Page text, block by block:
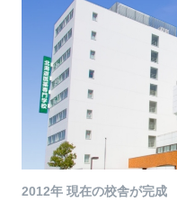
2012年 現在の校舎が完成